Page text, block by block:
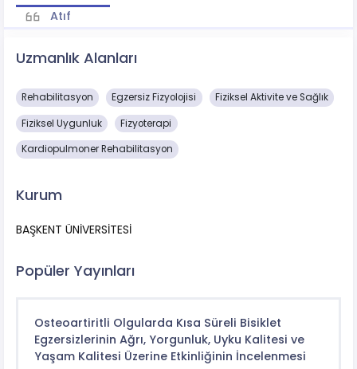
Atıf
Uzmanlık Alanları
Rehabilitasyon Egzersiz Fizyolojisi Fiziksel Aktivite ve Sağlık
Fiziksel Uygunluk Fizyoterapi
Kardiopulmoner Rehabilitasyon
Kurum
BAŞKENT ÜNİVERSİTESİ
Popüler Yayınları
Osteoartiritli Olgularda Kısa Süreli Bisiklet
Egzersizlerinin Ağrı, Yorgunluk, Uyku Kalitesi ve
Yaşam Kalitesi Üzerine Etkinliğinin İncelenmesi